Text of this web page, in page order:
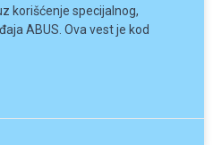
korišćenje specijalnog,
ABUS. Ova vest je kod